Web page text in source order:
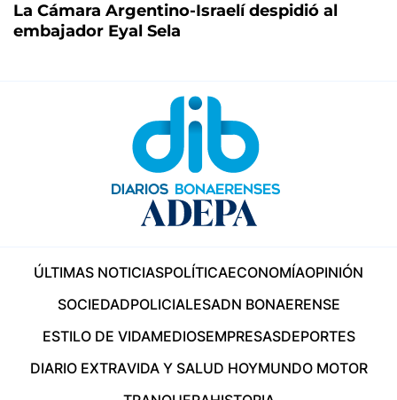
La Cámara Argentino-Israelí despidió al
embajador Eyal Sela
ÚLTIMAS NOTICIASPOLÍTICAECONOMÍAOPINIÓN
SOCIEDADPOLICIALESADN BONAERENSE
ESTILO DE VIDAMEDIOSEMPRESASDEPORTES
DIARIO EXTRAVIDA Y SALUD HOYMUNDO MOTOR